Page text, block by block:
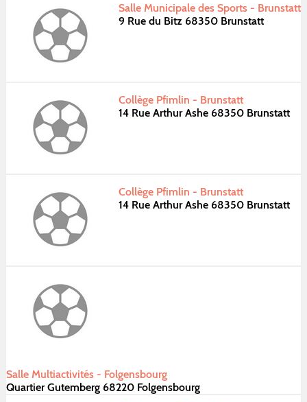
Salle Municipale des Sports - Brunstatt
9 Rue du Bitz 68350 Brunstatt
Collège Pfimlin - Brunstatt
14 Rue Arthur Ashe 68350 Brunstatt
Collège Pfimlin - Brunstatt
14 Rue Arthur Ashe 68350 Brunstatt
Salle Multiactivités - Folgensbourg
Quartier Gutemberg 68220 Folgensbourg